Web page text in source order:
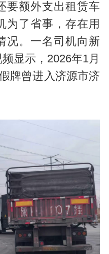
要额外支出租赁车
为了省事，存在用
况。一名司机向新
显示，2026年1月
牌曾进入济源市济